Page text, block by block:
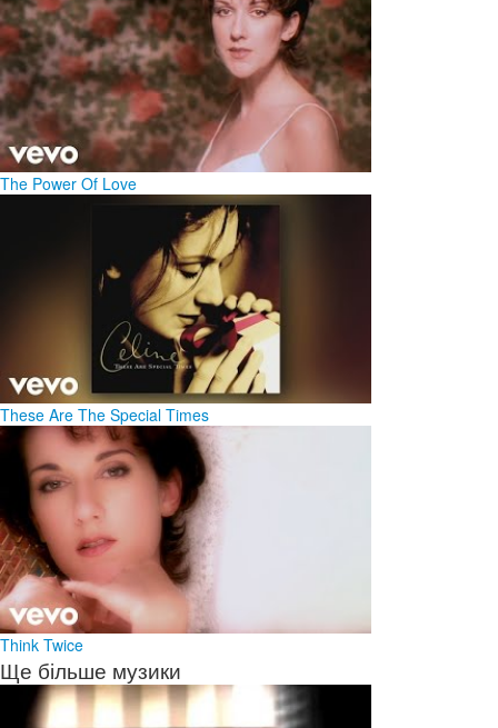
The Power Of Love
These Are The Special Times
Think Twice
Ще більше музики